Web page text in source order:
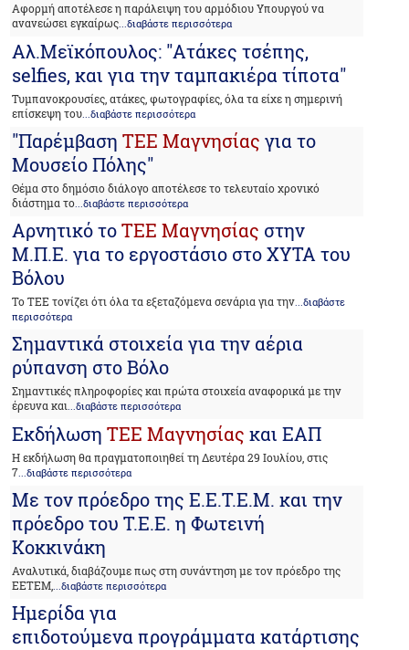
Αφορμή αποτέλεσε η παράλειψη του αρμόδιου Υπουργού να
ανανεώσει εγκαίρως...διαβάστε περισσότερα
Αλ.Μεϊκόπουλος: "Aτάκες τσέπης,
selfies, και για την ταμπακιέρα τίποτα"
Τυμπανοκρουσίες, ατάκες, φωτογραφίες, όλα τα είχε η σημερινή
επίσκεψη του ...διαβάστε περισσότερα
"ΠαρέμβασηΤΕΕ Μαγνησίας για το
Μουσείο Πόλης"
Θέμα στο δημόσιο διάλογο αποτέλεσε το τελευταίο χρονικό
διάστημα το...διαβάστε περισσότερα
Αρνητικό τοΤΕΕ Μαγνησίας στην
Μ.Π.Ε. για το εργοστάσιο στο ΧΥΤΑ του
Βόλου
Το ΤΕΕ τονίζει ότι όλα τα εξεταζόμενα σενάρια για την...διαβάστε
περισσότερα
Σημαντικά στοιχεία για την αέρια
ρύπανση στο Βόλο
Σημαντικές πληροφορίες και πρώτα στοιχεία αναφορικά με την
έρευνα και...διαβάστε περισσότερα
ΕκδήλωσηΤΕΕ Μαγνησίας και ΕΑΠ
Η εκδήλωση θα πραγματοποιηθεί τη Δευτέρα 29 Ιουλίου, στις
7 ...διαβάστε περισσότερα
Με τον πρόεδρο της Ε.Ε.Τ.Ε.Μ. και την
πρόεδρο του Τ.Ε.Ε. η Φωτεινή
Κοκκινάκη
Αναλυτικά, διαβάζουμε πως στη συνάντηση με τον πρόεδρο της
ΕΕΤΕΜ,...διαβάστε περισσότερα
Ημερίδα για
επιδοτούμενα προγράμματα κατάρτισης